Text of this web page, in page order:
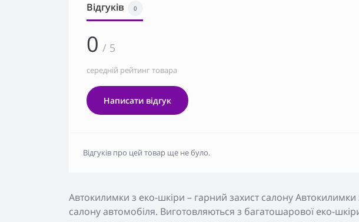
Автокилимки з еко-шкіри – гарний захист салону
салону автомобіля. Виготовляються з багатошарової еко-
Відгуків 0
0 / 5
середній рейтинг товара
Написати відгук
Відгуків про цей товар ще не було.